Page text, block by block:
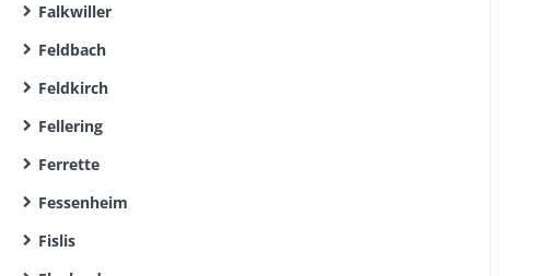
Falkwiller
Feldbach
Feldkirch
Fellering
Ferrette
Fessenheim
Fislis